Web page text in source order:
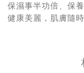
保濕事半功倍、保
健康美麗，肌膚隨